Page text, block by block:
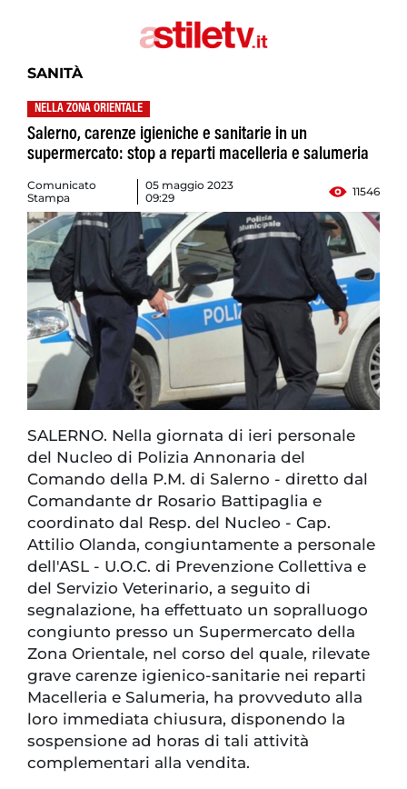
SANITÀ
NELLA ZONA ORIENTALE
Salerno, carenze igieniche e sanitarie in un
supermercato: stop a reparti macelleria e salumeria
Comunicato
Stampa
05 maggio 2023
09:29
11546
SALERNO. Nella giornata di ieri personale
del Nucleo di Polizia Annonaria del
Comando della P.M. di Salerno - diretto dal
Comandante dr Rosario Battipaglia e
coordinato dal Resp. del Nucleo - Cap.
Attilio Olanda, congiuntamente a personale
dell'ASL - U.O.C. di Prevenzione Collettiva e
del Servizio Veterinario, a seguito di
segnalazione, ha effettuato un sopralluogo
congiunto presso un Supermercato della
Zona Orientale, nel corso del quale, rilevate
grave carenze igienico-sanitarie nei reparti
Macelleria e Salumeria, ha provveduto alla
loro immediata chiusura, disponendo la
sospensione ad horas di tali attività
complementari alla vendita.